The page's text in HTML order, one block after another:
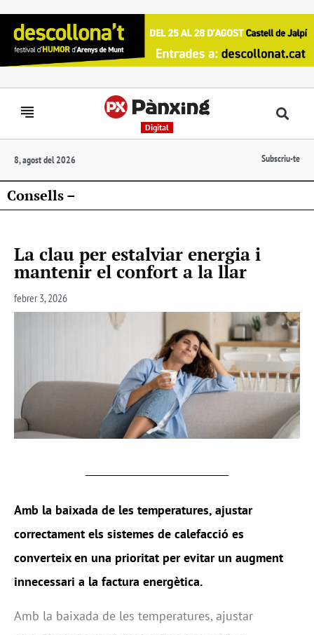
Digital
8, agost del 2026 Subscriu-te
Consells –
La clau per estalviar energia i
mantenir el confort a la llar
febrer 3, 2026
Amb la baixada de les temperatures, ajustar
correctament els sistemes de calefacció es
converteix en una prioritat per evitar un augment
innecessari a la factura energètica.
Amb la baixada de les temperatures, ajustar